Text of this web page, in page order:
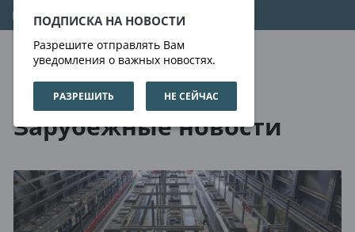
ПОДПИСКА НА НОВОСТИ
Разрешите отправлять Вам
уведомления о важных новостях.
РАЗРЕШИТЬ НЕ СЕЙЧАС
06.08.2026 17:25:55
Новости Зарубежные новости
Зарубежные новости